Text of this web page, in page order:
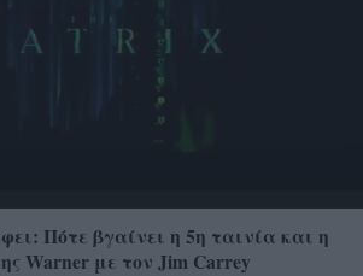
Πότε βγαίνει η 5η ταινία και η
Warner με τον Jim Carrey